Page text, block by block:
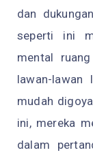
dan
seperti ini
mental
lawan-
mudah
ini, mereka
dalam